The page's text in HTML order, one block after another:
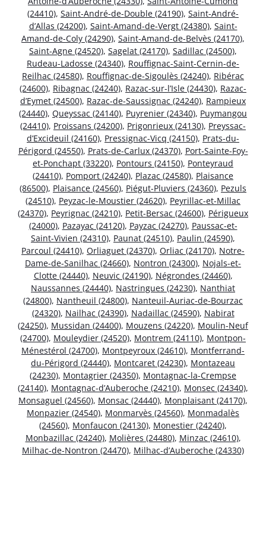
(24410), Saint-André-de-Double (24190), Saint-André-
d’Allas (24200), Saint-Amand-de-Vergt (24380), Saint-
Amand-de-Coly (24290), Saint-Amand-de-Belvès (24170),
Saint-Agne (24520), Sagelat (24170), Sadillac (24500),
Rudeau-Ladosse (24340), Rouffignac-Saint-Cernin-de-
Reilhac (24580), Rouffignac-de-Sigoulès (24240), Ribérac
(24600), Ribagnac (24240), Razac-sur-l’Isle (24430), Razac-
d’Eymet (24500), Razac-de-Saussignac (24240), Rampieux
(24440), Queyssac (24140), Puyrenier (24340), Puymangou
(24410), Proissans (24200), Prigonrieux (24130), Preyssac-
d’Excideuil (24160), Pressignac-Vicq (24150), Prats-du-
Périgord (24550), Prats-de-Carlux (24370), Port-Sainte-Foy-
et-Ponchapt (33220), Pontours (24150), Ponteyraud
(24410), Pomport (24240), Plazac (24580), Plaisance
(86500), Plaisance (24560), Piégut-Pluviers (24360), Pezuls
(24510), Peyzac-le-Moustier (24620), Peyrillac-et-Millac
(24370), Peyrignac (24210), Petit-Bersac (24600), Périgueux
(24000), Pazayac (24120), Payzac (24270), Paussac-et-
Saint-Vivien (24310), Paunat (24510), Paulin (24590),
Parcoul (24410), Orliaguet (24370), Orliac (24170), Notre-
Dame-de-Sanilhac (24660), Nontron (24300), Nojals-et-
Clotte (24440), Neuvic (24190), Négrondes (24460),
Naussannes (24440), Nastringues (24230), Nanthiat
(24800), Nantheuil (24800), Nanteuil-Auriac-de-Bourzac
(24320), Nailhac (24390), Nadaillac (24590), Nabirat
(24250), Mussidan (24400), Mouzens (24220), Moulin-Neuf
(24700), Mouleydier (24520), Montrem (24110), Montpon-
Ménestérol (24700), Montpeyroux (24610), Montferrand-
du-Périgord (24440), Montcaret (24230), Montazeau
(24230), Montagrier (24350), Montagnac-la-Crempse
(24140), Montagnac-d’Auberoche (24210), Monsec (24340),
Monsaguel (24560), Monsac (24440), Monplaisant (24170),
Monpazier (24540), Monmarvès (24560), Monmadalès
(24560), Monfaucon (24130), Monestier (24240),
Monbazillac (24240), Molières (24480), Minzac (24610),
Milhac-de-Nontron (24470), Milhac-d’Auberoche (24330)